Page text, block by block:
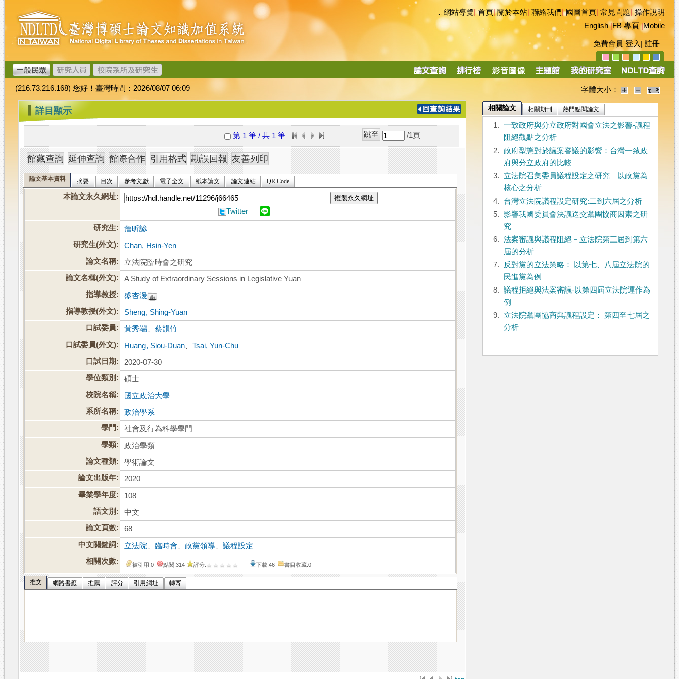
跳
到
主
要
內
容
臺
灣
博
碩
士
論
文
加
值
系
統
::: 網站導覽|首頁|關於本站 聯絡我們|國圖首頁 常見問題|操作說明
English|FB 專頁|Mobile
免費會員 登入 註冊
導
(216.73.216.168) 您好！臺灣時間：2026/08/07 06:09 字體大小：
::: 詳目顯示
第 1 筆 / 共 1 筆 /1 頁
論文基本資料 摘要 目次 參考文獻 電子全文 紙本論文 論文連結 QR Code
本論文永久網址: 複製永久網址
Twitter
研究生:
詹昕諺
研究生(外文):
Chan, Hsin-Yen
論文名稱:
立法院臨時會之研究
論文名稱(外文):
A Study of Extraordinary Sessions in Legislative Yuan
指導教授:
盛杏湲
指導教授(外文):
Sheng, Shing-Yuan
口試委員:
黃秀端 、蔡韻竹
口試委員(外文):
Huang, Siou-Duan 、Tsai, Yun-Chu
口試日期:
2020-07-30
學位類別:
碩士
校院名稱:
國立政治大學
系所名稱:
政治學系
學門:
社會及行為科學學門
學類:
政治學類
論文種類:
學術論文
論文出版年:
2020
畢業學年度:
108
語文別:
中文
論文頁數:
68
中文關鍵詞:
立法院 臨時會 、政黨領導 、議程設定
相關次數:
被引用:0 點閱:314 評分: 下載:46 書目收藏:0
推文 網路書籤 推薦 評分 引用網址 轉寄
相關論文 相關期刊 熱門點閱論文
1.
一致政府與分立政府對國會立法之影響-議程
阻絕觀點之分析
2.
政府型態對於議案審議的影響：台灣一致政
府與分立政府的比較
3.
立法院召集委員議程設定之研究—以政黨為
核心之分析
4.
台灣立法院議程設定研究:二到六屆之分析
5.
影響我國委員會決議送交黨團協商因素之研
究
6.
法案審議與議程阻絕－立法院第三屆到第六
屆的分析
7.
反對黨的立法策略： 以第七、八屆立法院的
民進黨為例
8.
議程拒絕與法案審議-以第四屆立法院運作為
例
9.
立法院黨團協商與議程設定： 第四至七屆之
分析